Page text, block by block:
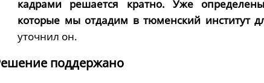
кадрами решается кратно. Уже
которые мы отдадим в тюменский институт
уточнил он.
поддержано